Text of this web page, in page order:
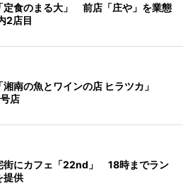
定食のまる大」 前店「庄や」を業態
2店目
湘南の魚とワインの店 ヒラツカ」
店
街にカフェ「22nd」 18時までラン
提供